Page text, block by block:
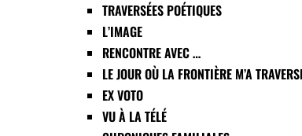
TRAVERSÉES POÉTIQUES
L’IMAGE
RENCONTRE AVEC …
LE JOUR OÙ LA FRONTIÈRE M’A
EX VOTO
VU À LA TÉLÉ